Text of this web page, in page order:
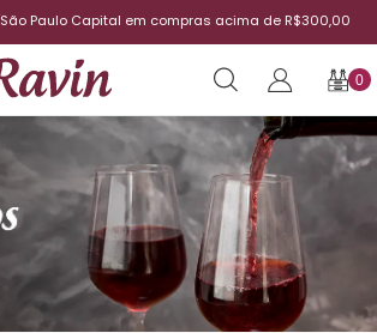
12x sem juros| Aproveite o parcelamento
0